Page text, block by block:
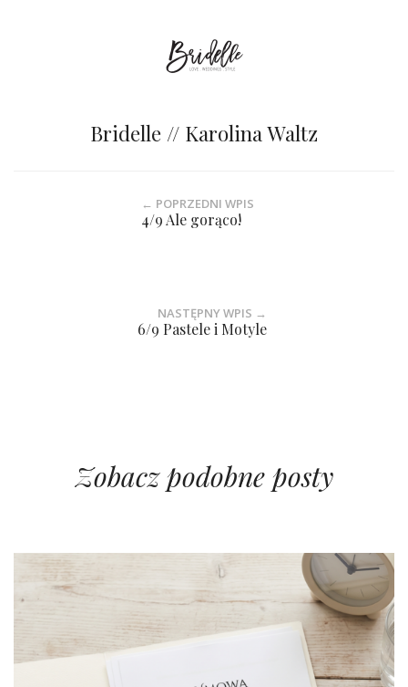
Bridelle // Karolina Waltz
← POPRZEDNI WPIS
4/9 Ale gorąco!
NASTĘPNY WPIS →
6/9 Pastele i Motyle
Zobacz podobne posty